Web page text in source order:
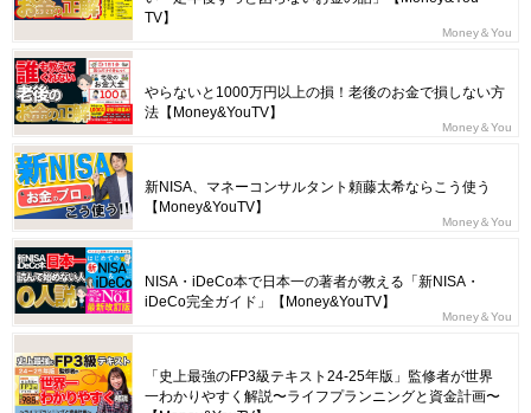
TV】
Money＆You
やらないと1000万円以上の損！老後のお金で損しない方
法【Money&YouTV】
Money＆You
新NISA、マネーコンサルタント頼藤太希ならこう使う
【Money&YouTV】
Money＆You
NISA・iDeCo本で日本一の著者が教える「新NISA・
iDeCo完全ガイド」【Money&YouTV】
Money＆You
「史上最強のFP3級テキスト24-25年版」監修者が世界
一わかりやすく解説〜ライフプランニングと資金計画〜